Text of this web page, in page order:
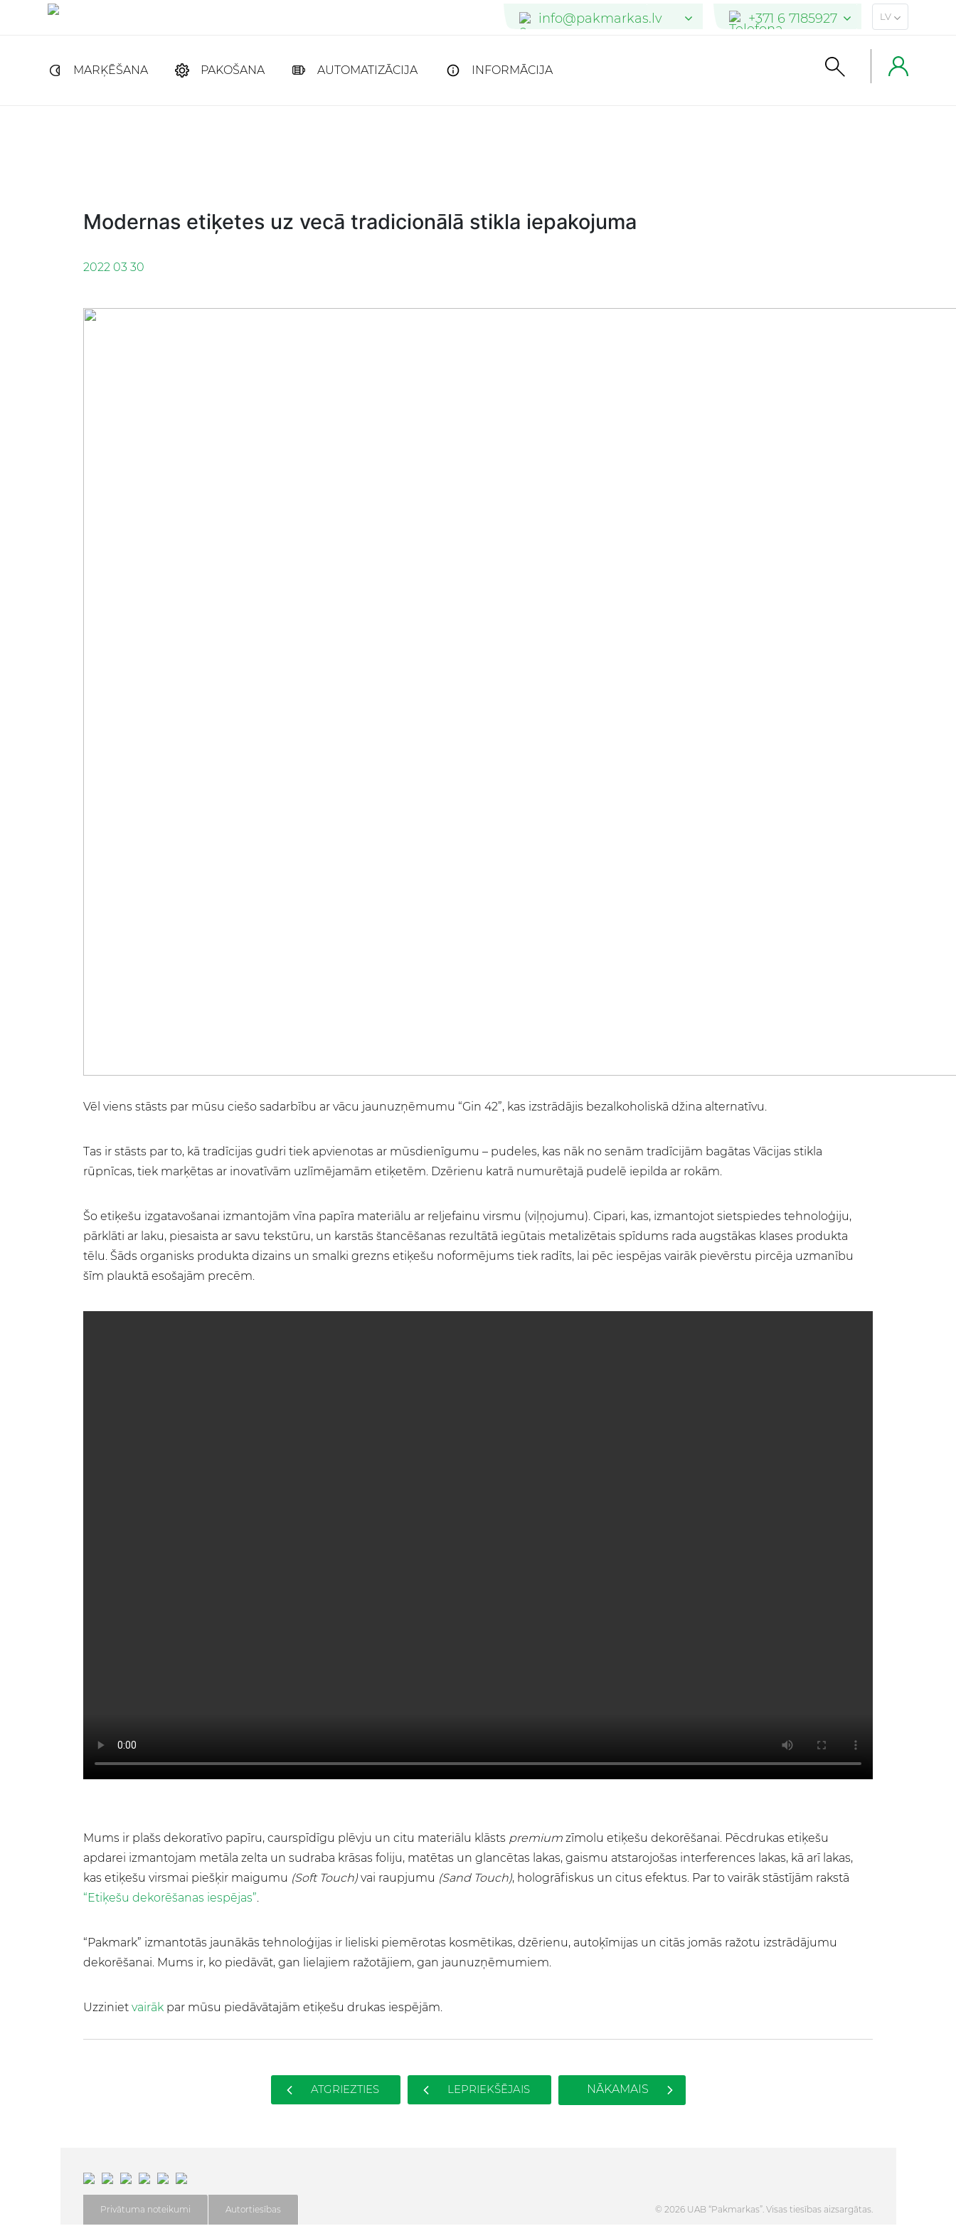
info@pakmarkas.lv
verkauf@pakmarkas.de
+371 6 7185927
04101 7762471
LV
MARĶĒŠANA PAKOŠANA AUTOMATIZĀCIJA INFORMĀCIJA
Modernas etiķetes uz vecā tradicionālā stikla iepakojuma
2022 03 30
Vēl viens stāsts par mūsu ciešo sadarbību ar vācu jaunuzņēmumu “Gin 42”, kas izstrādājis bezalkoholiskā džina alternatīvu.
Tas ir stāsts par to, kā tradīcijas gudri tiek apvienotas ar mūsdienīgumu – pudeles, kas nāk no senām tradīcijām bagātas Vācijas stikla
rūpnīcas, tiek marķētas ar inovatīvām uzlīmējamām etiķetēm. Dzērienu katrā numurētajā pudelē iepilda ar rokām.
Šo etiķešu izgatavošanai izmantojām vīna papīra materiālu ar reljefainu virsmu (viļņojumu). Cipari, kas, izmantojot sietspiedes tehnoloģiju,
pārklāti ar laku, piesaista ar savu tekstūru, un karstās štancēšanas rezultātā iegūtais metalizētais spīdums rada augstākas klases produkta
tēlu. Šāds organisks produkta dizains un smalki grezns etiķešu noformējums tiek radīts, lai pēc iespējas vairāk pievērstu pircēja uzmanību
šīm plauktā esošajām precēm.
Mums ir plašs dekoratīvo papīru, caurspīdīgu plēvju un citu materiālu klāsts premium zīmolu etiķešu dekorēšanai. Pēcdrukas etiķešu
apdarei izmantojam metāla zelta un sudraba krāsas foliju, matētas un glancētas lakas, gaismu atstarojošas interferences lakas, kā arī lakas,
kas etiķešu virsmai piešķir maigumu (Soft Touch) vai raupjumu (Sand Touch), hologrāfiskus un citus efektus. Par to vairāk stāstījām rakstā
“Etiķešu dekorēšanas iespējas”.
“Pakmark” izmantotās jaunākās tehnoloģijas ir lieliski piemērotas kosmētikas, dzērienu, autoķīmijas un citās jomās ražotu izstrādājumu
dekorēšanai. Mums ir, ko piedāvāt, gan lielajiem ražotājiem, gan jaunuzņēmumiem.
Uzziniet vairāk par mūsu piedāvātajām etiķešu drukas iespējām.
ATGRIEZTIES LEPRIEKŠĒJAIS NĀKAMAIS
Privātuma noteikumi Autortiesības © 2026 UAB “Pakmarkas”. Visas tiesības aizsargātas.